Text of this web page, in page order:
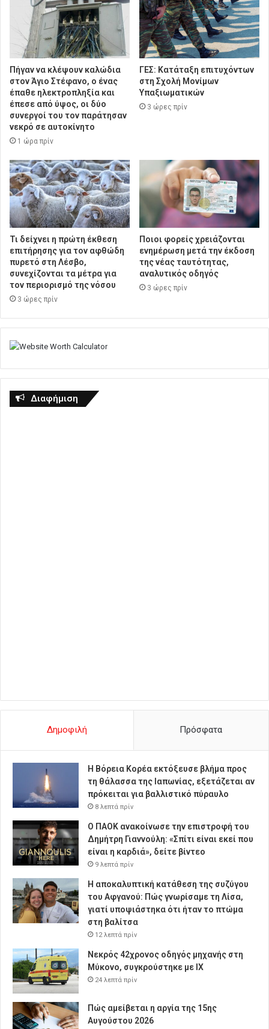
Πήγαν να κλέψουν καλώδια
στον Άγιο Στέφανο, ο ένας
έπαθε ηλεκτροπληξία και
έπεσε από ύψος, οι δύο
συνεργοί του τον παράτησαν
νεκρό σε αυτοκίνητο
1 ώρα πρίν
ΓΕΣ: Κατάταξη επιτυχόντων
στη Σχολή Μονίμων
Υπαξιωματικών
3 ώρες πρίν
Τι δείχνει η πρώτη έκθεση
επιτήρησης για τον αφθώδη
πυρετό στη Λέσβο,
συνεχίζονται τα μέτρα για
τον περιορισμό της νόσου
3 ώρες πρίν
Ποιοι φορείς χρειάζονται
ενημέρωση μετά την έκδοση
της νέας ταυτότητας,
αναλυτικός οδηγός
3 ώρες πρίν
Διαφήμιση
Δημοφιλή Πρόσφατα
Η Βόρεια Κορέα εκτόξευσε βλήμα προς
τη θάλασσα της Ιαπωνίας, εξετάζεται αν
πρόκειται για βαλλιστικό πύραυλο
8 λεπτά πρίν
Ο ΠΑΟΚ ανακοίνωσε την επιστροφή του
Δημήτρη Γιαννούλη: «Σπίτι είναι εκεί που
είναι η καρδιά», δείτε βίντεο
9 λεπτά πρίν
Η αποκαλυπτική κατάθεση της συζύγου
του Αφγανού: Πώς γνωρίσαμε τη Λίσα,
γιατί υποψιάστηκα ότι ήταν το πτώμα
στη βαλίτσα
12 λεπτά πρίν
Νεκρός 42χρονος οδηγός μηχανής στη
Μύκονο, συγκρούστηκε με ΙΧ
24 λεπτά πρίν
Πώς αμείβεται η αργία της 15ης
Αυγούστου 2026